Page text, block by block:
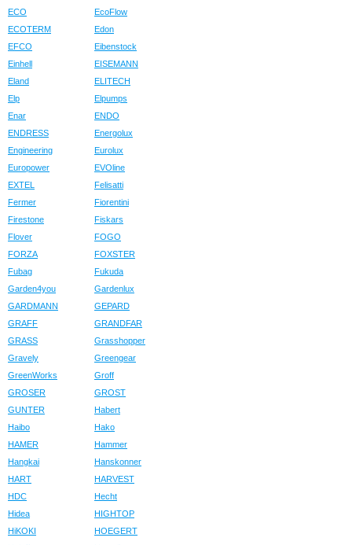
ECO
EcoFlow
ECOTERM
Edon
EFCO
Eibenstock
Einhell
EISEMANN
Eland
ELITECH
Elp
Elpumps
Enar
ENDO
ENDRESS
Energolux
Engineering
Eurolux
Europower
EVOline
EXTEL
Felisatti
Fermer
Fiorentini
Firestone
Fiskars
Flover
FOGO
FORZA
FOXSTER
Fubag
Fukuda
Garden4you
Gardenlux
GARDMANN
GEPARD
GRAFF
GRANDFAR
GRASS
Grasshopper
Gravely
Greengear
GreenWorks
Groff
GROSER
GROST
GUNTER
Habert
Haibo
Hako
HAMER
Hammer
Hangkai
Hanskonner
HART
HARVEST
HDC
Hecht
Hidea
HIGHTOP
HiKOKI
HOEGERT